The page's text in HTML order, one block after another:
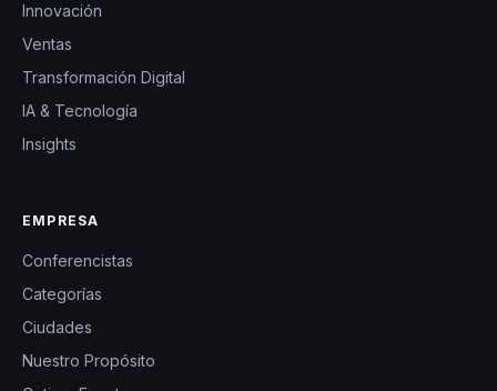
Innovación
Ventas
Transformación Digital
IA & Tecnología
Insights
EMPRESA
Conferencistas
Categorías
Ciudades
Nuestro Propósito